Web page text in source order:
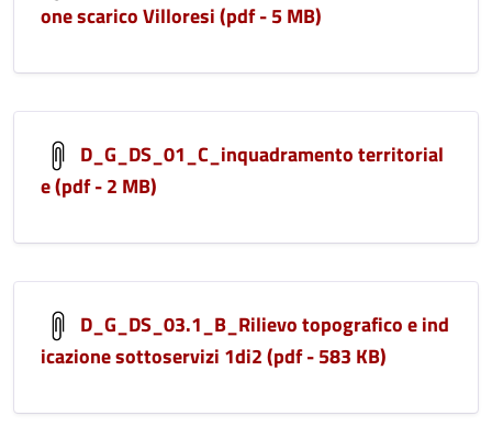
one scarico Villoresi (pdf - 5 MB)
D_G_DS_01_C_inquadramento territorial
e (pdf - 2 MB)
D_G_DS_03.1_B_Rilievo topografico e ind
icazione sottoservizi 1di2 (pdf - 583 KB)